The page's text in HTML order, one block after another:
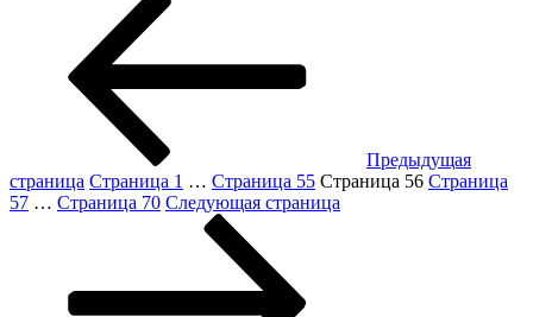
Предыдущая
страница Страница 1 … Страница 55 Страница 56 Страница
57 … Страница 70 Следующая страница